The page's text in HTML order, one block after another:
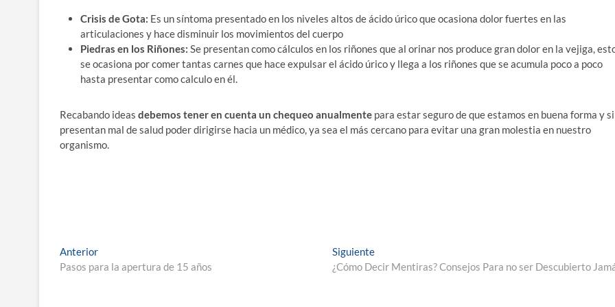
Crisis de Gota: Es un síntoma presentado en los niveles altos de ácido úrico que ocasiona dolor fuertes en las
articulaciones y hace disminuir los movimientos del cuerpo
Piedras en los Riñones: Se presentan como cálculos en los riñones que al orinar nos produce gran dolor en la vejiga,
se ocasiona por comer tantas carnes que hace expulsar el ácido úrico y llega a los riñones que se acumula poco a poco
hasta presentar como calculo en él.
Recabando ideas debemos tener en cuenta un chequeo anualmente para estar seguro de que estamos en buena forma y si
presentan mal de salud poder dirigirse hacia un médico, ya sea el más cercano para evitar una gran molestia en nuestro
organismo.
Navegación
de
AnteriorEntrada
anterior:
Pasos para la apertura de 15 años
SiguienteEntrada
siguiente:
¿Cómo Decir Mentiras? Consejos Para no ser Descubierto